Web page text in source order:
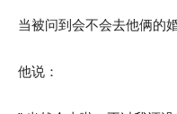
当被问到会不会去他俩的
他说：